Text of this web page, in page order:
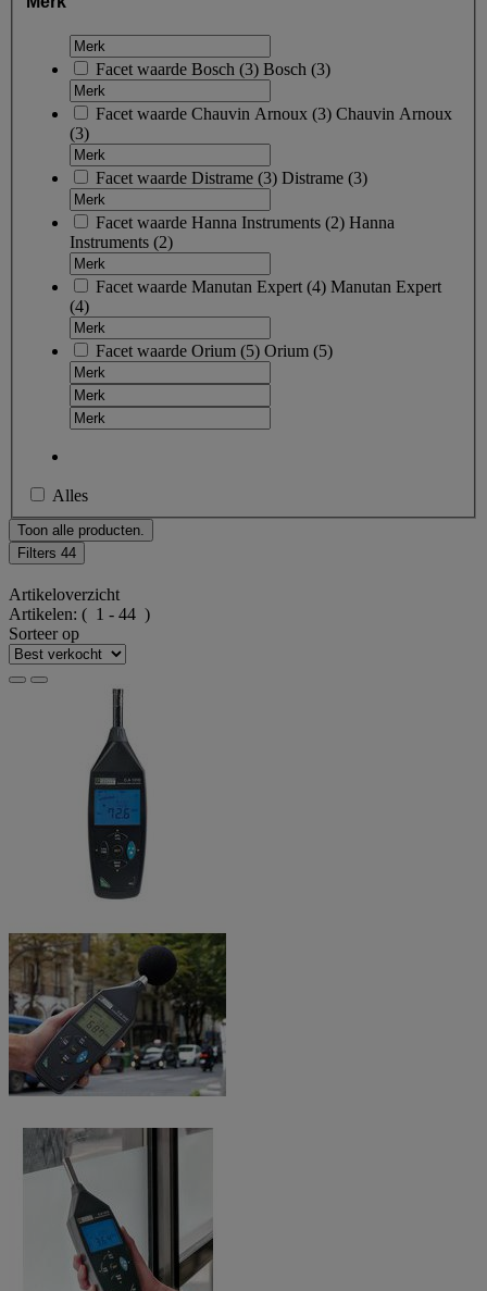
Facet waarde Bosch (3) Bosch (3)
Facet waarde Chauvin Arnoux (3) Chauvin Arnoux
(3)
Facet waarde Distrame (3) Distrame (3)
Facet waarde Hanna Instruments (2) Hanna
Instruments (2)
Facet waarde Manutan Expert (4) Manutan Expert
(4)
Facet waarde Orium (5) Orium (5)
Alles
Toon alle producten.
Filters 44
Artikeloverzicht
Artikelen: ( 1 - 44 )
Sorteer op